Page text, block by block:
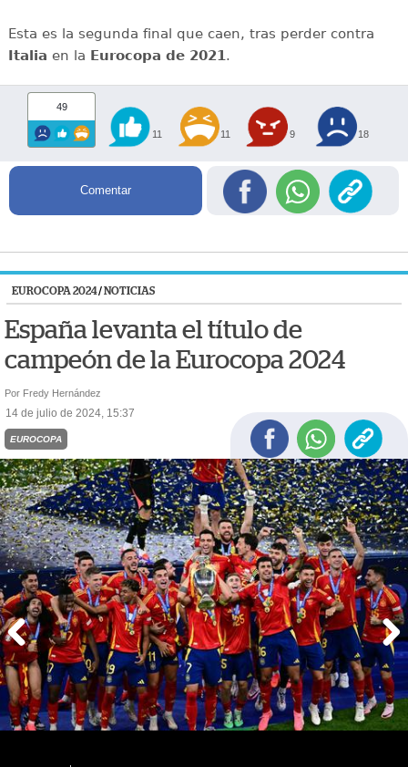
Esta es la segunda final que caen, tras perder contra
Italia en la Eurocopa de 2021.
49
11 11 9 18
Comentar
EUROCOPA 2024/NOTICIAS
España levanta el título de
campeón de la Eurocopa 2024
Por Fredy Hernández
14 de julio de 2024, 15:37
EUROCOPA